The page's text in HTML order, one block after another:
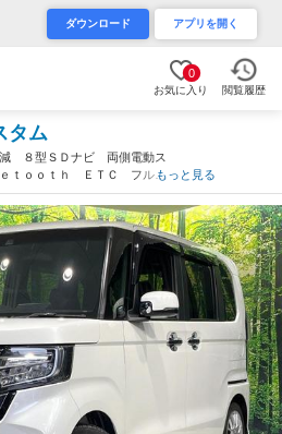
ダウンロード アプリを開く
0
お気に入り 閲覧履歴
タム
８型ＳＤナビ 両側電動ス
ｔｏｏｔｈ ＥＴＣ フルセ
クリアランスソナー 前席シ
）
もっと見る